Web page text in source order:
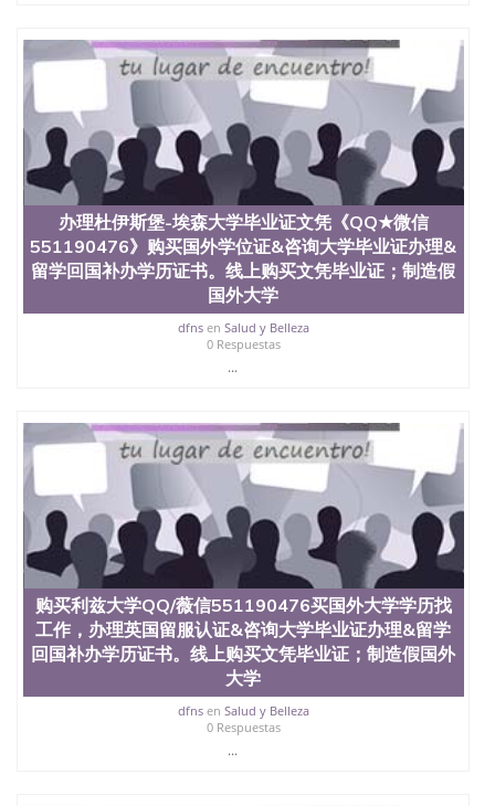
University）圣何塞州立大学毕业证（San Jose State
University）圣何塞州立大学成绩单（San Jose State
University）圣何塞州立大学成绩单（ San Jose State
University）圣何塞州立大学成绩单（San Jose State
University）成绩单圣何塞州立大学文凭（San Jose
State University）圣何塞州立大学（San Jose State
University）圣何塞州立大学（San Jose State
University）圣何塞州立大学（ San Jose State
University）圣何塞州立大学（San Jose State
University）圣何塞州立大学文凭（San Jose State
University）圣何塞州立大学文凭（San Jose State
University）文凭圣何塞州立大学文凭（San Jose
State University）圣何塞州立大学学历（ San Jose
State University）圣何塞州立大学学历（San Jose
State University）圣何塞州立大学学历（San Jose
State University）圣 塞州立大学学历（San Jose
State University）圣何塞州立大学（San Jose State
University）圣何塞州立大学（San Jose State
University）圣何塞州立大学（San Jose State
University）圣何塞州立大学学位证（San Jose State
University）圣何塞州立大学学位证（San Jose State
University）圣何塞州立大学学位证（San Jose State
University）圣何塞州立大学（San Jose State
University）圣何塞州立大学（San Jose State
University）圣何塞州立大学（San Jose State
University）圣何塞州立大学（San Jose State
University）圣何塞州立大学学位证（San Jose State
University）圣何塞州立大学学位证（San Jose State
University）圣何塞州立大学结业证（San Jose State
University）圣何塞州立大学结业证（San Jose State
University）圣何塞州立大学结业证（San Jose State
University）圣何塞州立大学学位证（San Jose State
University）圣何塞州立大学学位证（San Jose State
University）圣何塞州立大学学历证书（San Jose
办理杜伊斯堡-埃森大学毕业证文凭《QQ★微信
551190476》购买国外学位证&咨询大学毕业证办理&
留学回国补办学历证书。线上购买文凭毕业证；制造假
国外大学
dfnsen Salud y Belleza
0 Respuestas
...
购买利兹大学QQ/薇信551190476买国外大学学历找
工作，办理英国留服认证&咨询大学毕业证办理&留学
回国补办学历证书。线上购买文凭毕业证；制造假国外
大学
dfnsen Salud y Belleza
0 Respuestas
...